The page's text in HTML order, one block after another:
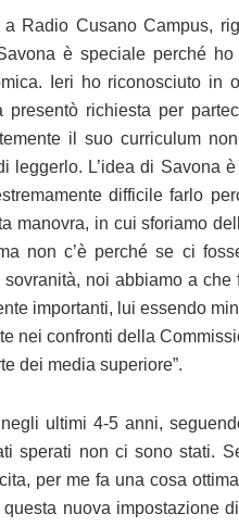
Radio Cusano Campus,
è speciale perché ho
Ieri ho riconosciuto in
richiesta per
il suo curriculum
leggerlo. L’idea di Savona
difficile farlo
manovra, in cui sforiamo
non c’è perché se ci
noi abbiamo a che
importanti, lui essendo
nei confronti della
dei media superiore”.
ultimi 4-5 anni,
sperati non ci sono stati.
per me fa una cosa
nuova impostazione